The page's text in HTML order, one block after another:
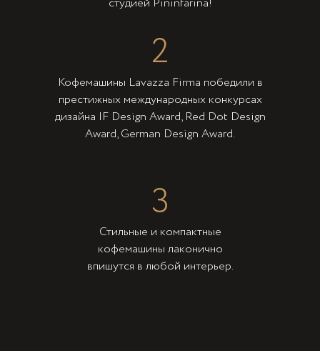
Кофемашины Lavazza Firma победили в
престижных международных конкурсах
дизайна IF Design Award, Red Dot Design
Award, German Design Award.
2
Стильные и компактные
кофемашины лаконично
впишутся в любой интерьер.
3